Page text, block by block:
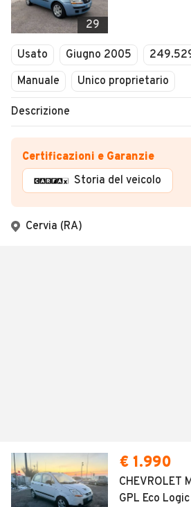
29
Usato Giugno 2005
Manuale
Unico proprietario
Descrizione
Certificazioni e Garanzie
Storia del veicolo
Cervia (RA)
€ 1.990
CHEVROLET
GPL Eco Logic